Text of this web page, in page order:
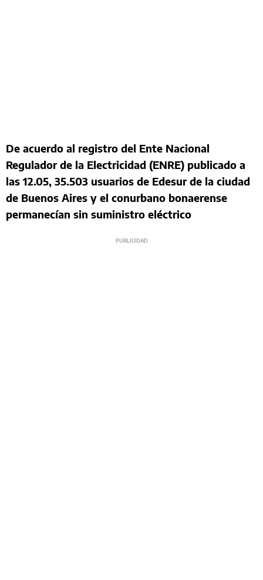
De acuerdo al registro del Ente Nacional
Regulador de la Electricidad (ENRE) publicado a
las 12.05, 35.503 usuarios de Edesur de la ciudad
de Buenos Aires y el conurbano bonaerense
permanecían sin suministro eléctrico